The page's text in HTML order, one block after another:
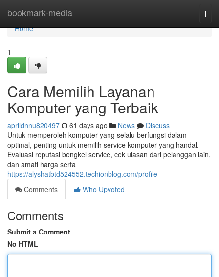
bookmark-media
Home
Home
1
Cara Memilih Layanan
Komputer yang Terbaik
aprildnnu820497 61 days ago News
Discuss
Untuk memperoleh komputer yang selalu berfungsi dalam
optimal, penting untuk memilih service komputer yang handal.
Evaluasi reputasi bengkel service, cek ulasan dari pelanggan lain,
dan amati harga serta
https://alyshatbtd524552.techionblog.com/profile
Comments
Who Upvoted
Comments
Submit a Comment
No HTML